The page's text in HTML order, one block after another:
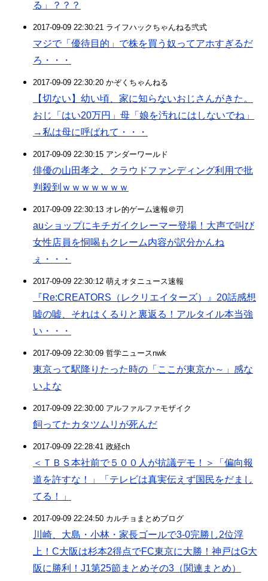
る」？？？
2017-09-09 22:30:21 ライフハックちゃんねる弐式
マジで「優待目的」で株を買う奴ってアホすぎるだ
ろ・・・
2017-09-09 22:30:20 かぞくちゃんねる
【切ない】幼い頃、家に知らないおじさんがきた。
おじ「はい20万円」母「娘を汚れにはしないでね」
→私は母に呼ばれて・・・
2017-09-09 22:30:15 アンダーワールド
俳優の山田孝之、クラウドファンディング利用で批
判殺到ｗｗｗｗｗｗｗ
2017-09-09 22:30:13 オレ的ゲーム速報＠刃
auショップにキチガイクレーマー登場！大声で叫び
女性店員を恫喝もクレーム内容が訳分かんね
ぇ・・・
2017-09-09 22:30:12 萌えオタニュース速報
『Re:CREATORS（レクリエイターズ）』20話感想
嘘の嘘、それはくるりと裏返る！アルタイル本当強
い・・・
2017-09-09 22:30:09 哲学ニュースnwk
東京って駅降りたった時の「ここが東京か～」感な
いよな
2017-09-09 22:30:00 アルファルファモザイク
飼ってたカタツムリが死んだ
2017-09-09 22:28:41 政経ch
＜ＴＢＳ本社前で５００人が抗議デモ！＞「偏向報
道を許すな！」「テレビは真実伝えず国民をだまし
てる！」
2017-09-09 22:24:50 カルチョまとめブログ
川崎、大島・小林・家長ゴールで3-0完勝し2位浮
上！C大阪は杉本2得点でFC東京に大勝！神戸はG大
阪に勝利！J1第25節まとめその3（関連まとめ）